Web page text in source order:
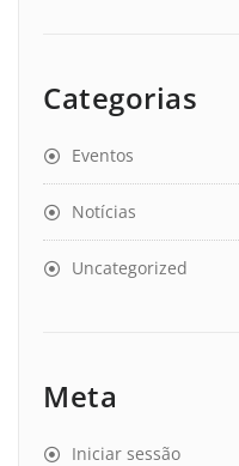
Categorias
Eventos
Notícias
Uncategorized
Meta
Iniciar sessão